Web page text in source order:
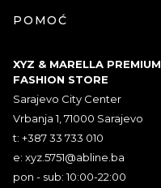
POMOĆ
XYZ & MARELLA PREMIUM
FASHION STORE
Sarajevo City Center
Vrbanja 1, 71000 Sarajevo
t: +387 33 733 010
e: xyz.5751@abline.ba
pon - sub: 10:00-22:00